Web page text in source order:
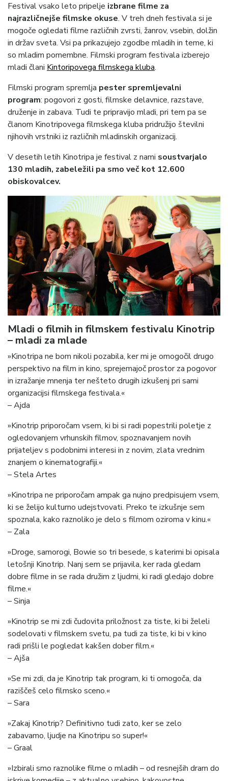
Festival vsako leto pripelje izbrane filme za
najrazličnejše filmske okuse. V treh dneh festivala si je
mogoče ogledati filme različnih zvrsti, žanrov, vsebin, dolžin
in držav sveta. Vsi pa prikazujejo zgodbe mladih in teme, ki
so mladim pomembne. Filmski program festivala izberejo
mladi člani Kintoripovega filmskega kluba.
Filmski program spremlja pester spremljevalni
program: pogovori z gosti, filmske delavnice, razstave,
druženje in zabava. Tudi te pripravijo mladi, pri tem pa se
članom Kinotripovega filmskega kluba pridružijo številni
njihovih vrstniki iz različnih mladinskih organizacij.
V desetih letih Kinotripa je festival z nami soustvarjalo
130 mladih, zabeležili pa smo več kot 12.600
obiskovalcev.
Mladi o filmih in filmskem festivalu Kinotrip
– mladi za mlade
»Kinotripa ne bom nikoli pozabila, ker mi je omogočil drugo
perspektivo na film in kino, sprejemajoč prostor za pogovor
in izražanje mnenja ter nešteto drugih izkušenj pri sami
organizacijsi filmskega festivala.«
– Ajda
»Kinotrip priporočam vsem, ki bi si radi popestrili poletje z
ogledovanjem vrhunskih filmov, spoznavanjem novih
prijateljev s podobnimi interesi in z novim, zlata vrednim
znanjem o kinematografiji.«
– Stela Artes
»Kinotripa ne priporočam ampak ga nujno predpisujem vsem,
ki se želijo kulturno udejstvovati. Preko te izkušnje sem
spoznala, kako raznoliko je delo s filmom oziroma v kinu.«
– Zala
»Droge, samorogi, Bowie so tri besede, s katerimi bi opisala
letošnji Kinotrip. Nanj sem se prijavila, ker rada gledam
dobre filme in se rada družim z ljudmi, ki radi gledajo dobre
filme.«
– Sinja
»Kinotrip se mi zdi čudovita priložnost za tiste, ki bi želeli
sodelovati v filmskem svetu, pa tudi za tiste, ki bi v kino
radi prišli le pogledat kakšen dober film.«
– Ajša
»Se mi zdi, da je Kinotrip tak program, ki ti omogoča, da
raziščeš celo filmsko sceno.«
– Sara
»Zakaj Kinotrip? Definitivno tudi zato, ker se zelo
zabavamo, ljudje na Kinotripu so super!«
– Graal
»Izbirali smo raznolike filme o mladih – od resnejših dram do